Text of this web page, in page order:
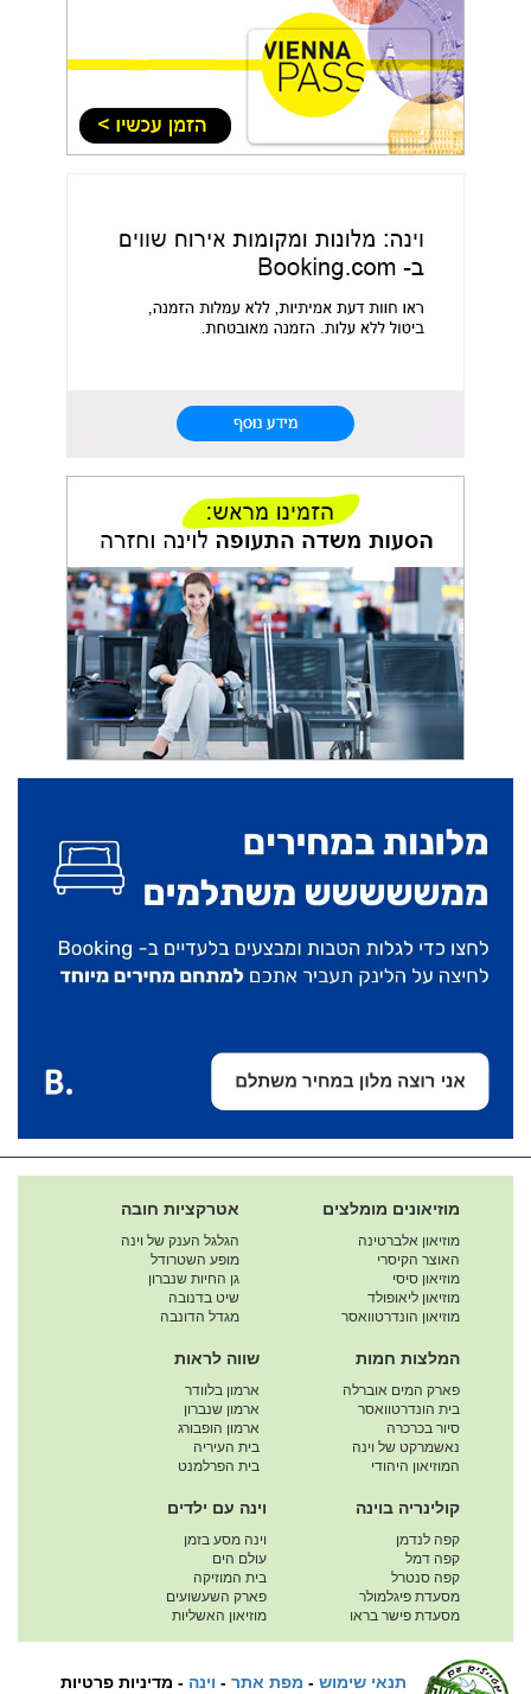
מוזיאונים מומלצים
מוזיאון אלברטינה
האוצר הקיסרי
מוזיאון סיסי
מוזיאון ליאופולד
מוזיאון הונדרטוואסר
אטרקציות חובה
הגלגל הענק של וינה
מופע השטרודל
גן החיות שנברון
שיט בדנובה
מגדל הדונבה
המלצות חמות
פארק המים אוברלה
בית הונדרטוואסר
סיור בכרכרה
נאשמרקט של וינה
המוזיאון היהודי
שווה לראות
ארמון בלוודר
ארמון שנברון
ארמון הופבורג
בית העיריה
בית הפרלמנט
קולינריה בוינה
קפה לנדמן
קפה דמל
קפה סנטרל
מסעדת פיגלמולר
מסעדת פישר בראו
וינה עם ילדים
וינה מסע בזמן
עולם הים
בית המוזיקה
פארק השעשועים
מוזיאון האשליות
תנאי שימוש - מפת אתר - וינה - מדיניות פרטיות